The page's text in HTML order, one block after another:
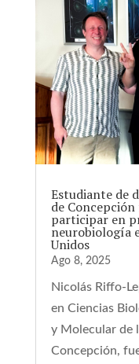
Estudiante de
de
participar en
neurobiología
Unidos
Ago 8, 2025
Nicolás Riffo-
en Ciencias
y Molecular de
Concepción,